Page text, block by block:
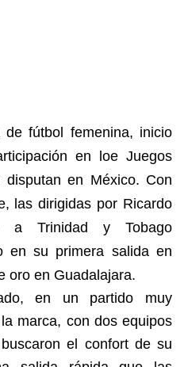
de fútbol femenina, inicio
en loe Juegos
disputan en México. Con
las dirigidas por Ricardo
a Trinidad y Tobago
en su primera salida en
oro en Guadalajara.
en un partido muy
marca, con dos equipos
el confort de su